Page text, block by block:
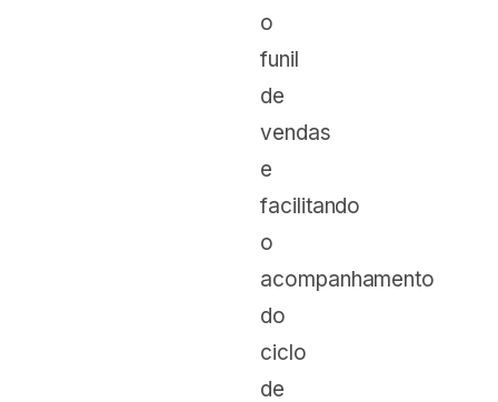
o
funil
de
vendas
e
facilitando
o
acompanhamento
do
ciclo
de